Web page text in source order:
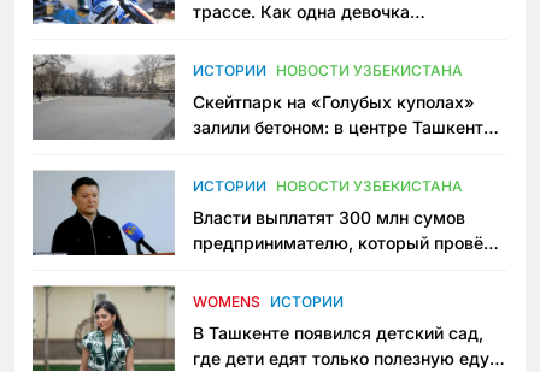
трассе. Как одна девочка
Узбекистане
ИСТОРИИ НОВОСТИ УЗБЕКИСТАНА
Скейтпарк на «Голубых куполах»
залили бетоном: в центре Ташкента
пространство
ИСТОРИИ НОВОСТИ УЗБЕКИСТАНА
Власти выплатят 300 млн сумов
предпринимателю, который провёл
приговору
WOMENS ИСТОРИИ
В Ташкенте появился детский сад,
где дети едят только полезную еду.